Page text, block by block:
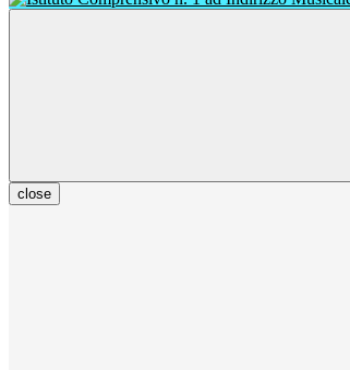
close